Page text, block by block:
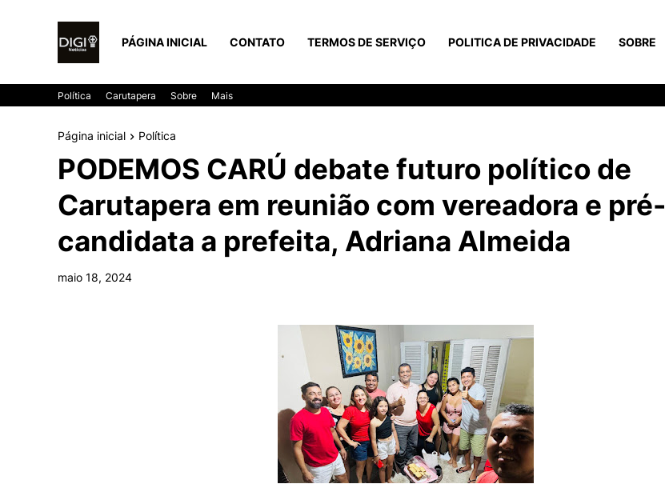
PÁGINA INICIAL CONTATO TERMOS DE SERVIÇO POLITICA DE PRIVACIDADE SOBRE
Política Carutapera Sobre Mais
Página inicial Política
PODEMOS CARÚ debate futuro político de
Carutapera em reunião com vereadora e pré-
candidata a prefeita, Adriana Almeida
maio 18, 2024